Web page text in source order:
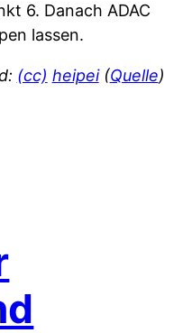
6. Danach ADAC
lassen.
(cc) heipei(Quelle)